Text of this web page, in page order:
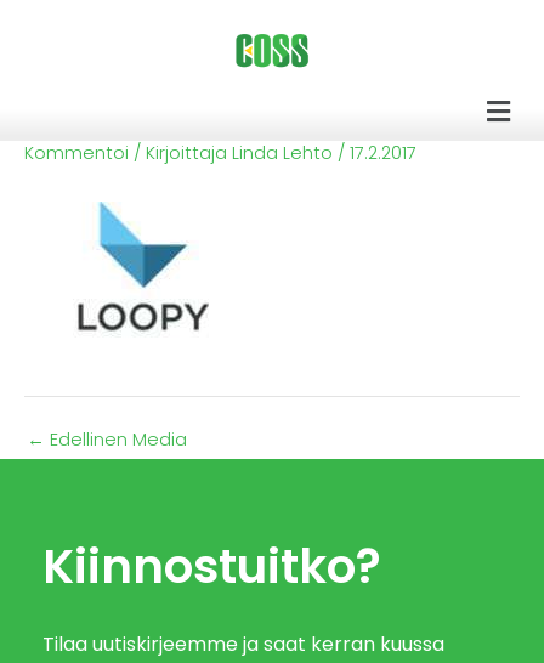
Kommentoi / Kirjoittaja Linda Lehto / 17.2.2017
← Edellinen Media
Kiinnostuitko?
Tilaa uutiskirjeemme ja saat kerran kuussa